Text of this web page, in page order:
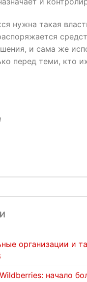
нужна такая
и сама же
перед теми, кто
организации и
начало